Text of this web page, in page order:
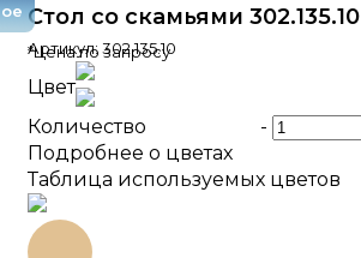
Стол со скамьями 302.135.10
Артикул:302.135.10
*Цена по запросу
Цвет
Количество
-
Подробнее о цветах
Таблица используемых цветов